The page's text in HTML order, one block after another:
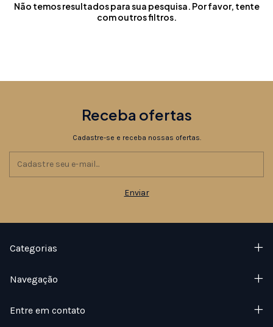
Não temos resultados para sua pesquisa. Por favor, tente
com outros filtros.
Receba ofertas
Cadastre-se e receba nossas ofertas.
Categorias
Navegação
Entre em contato